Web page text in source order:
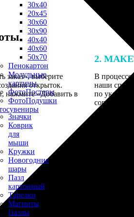
30х40
20х45
30х60
30х90
40х40
40х60
50х70
Пенокартон
Модульные
картины
ФотоПостеры
ФотоПодушки
Значки
Коврик
для
мыши
Кружки
Новогодние
шары
Пазл
картонный
Тарелки
Магниты
Пазлы
заказ», выберите
открыток.
нажмите «Добавить в
2.
В процессе
наши
по
: